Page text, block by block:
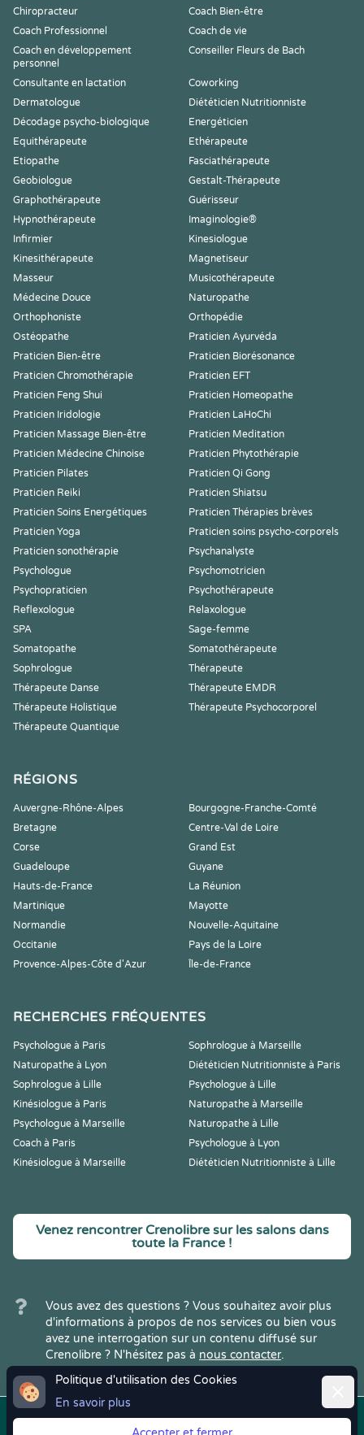
Politique d'utilisation des Cookies
En savoir plus
Chiropracteur
Coach Bien-être
Coach Professionnel
Coach de vie
Coach en développement
personnel
Conseiller Fleurs de Bach
Consultante en lactation
Coworking
Dermatologue
Diététicien Nutritionniste
Décodage psycho-biologique
Energéticien
Equithérapeute
Ethérapeute
Etiopathe
Fasciathérapeute
Geobiologue
Gestalt-Thérapeute
Graphothérapeute
Guérisseur
Hypnothérapeute
Imaginologie®
Infirmier
Kinesiologue
Kinesithérapeute
Magnetiseur
Masseur
Musicothérapeute
Médecine Douce
Naturopathe
Orthophoniste
Orthopédie
Ostéopathe
Praticien Ayurvéda
Praticien Bien-être
Praticien Biorésonance
Praticien Chromothérapie
Praticien EFT
Praticien Feng Shui
Praticien Homeopathe
Praticien Iridologie
Praticien LaHoChi
Praticien Massage Bien-être
Praticien Meditation
Praticien Médecine Chinoise
Praticien Phytothérapie
Praticien Pilates
Praticien Qi Gong
Praticien Reiki
Praticien Shiatsu
Praticien Soins Energétiques
Praticien Thérapies brèves
Praticien Yoga
Praticien soins psycho-corporels
Praticien sonothérapie
Psychanalyste
Psychologue
Psychomotricien
Psychopraticien
Psychothérapeute
Reflexologue
Relaxologue
SPA
Sage-femme
Somatopathe
Somatothérapeute
Sophrologue
Thérapeute
Thérapeute Danse
Thérapeute EMDR
Thérapeute Holistique
Thérapeute Psychocorporel
Thérapeute Quantique
RÉGIONS
Auvergne-Rhône-Alpes
Bourgogne-Franche-Comté
Bretagne
Centre-Val de Loire
Corse
Grand Est
Guadeloupe
Guyane
Hauts-de-France
La Réunion
Martinique
Mayotte
Normandie
Nouvelle-Aquitaine
Occitanie
Pays de la Loire
Provence-Alpes-Côte d'Azur
Île-de-France
RECHERCHES FRÉQUENTES
Psychologue à Paris
Sophrologue à Marseille
Naturopathe à Lyon
Diététicien Nutritionniste à Paris
Sophrologue à Lille
Psychologue à Lille
Kinésiologue à Paris
Naturopathe à Marseille
Psychologue à Marseille
Naturopathe à Lille
Coach à Paris
Psychologue à Lyon
Kinésiologue à Marseille
Diététicien Nutritionniste à Lille
Venez rencontrer Crenolibre sur les salons dans
toute la France !
Vous avez des questions ? Vous souhaitez avoir plus
d'informations à propos de nos services ou bien vous
avez une interrogation sur un contenu diffusé sur
Crenolibre ? N'hésitez pas à nous contacter.
Copyright © 2022Crenolibre, tous
Mentions
| CGV | RGPD